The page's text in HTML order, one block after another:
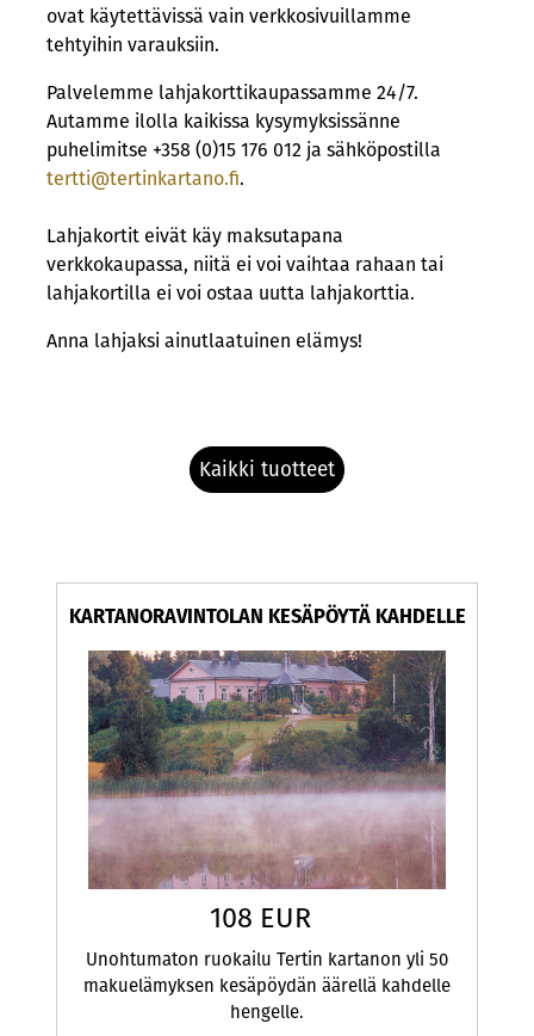
ovat käytettävissä vain verkkosivuillamme
tehtyihin varauksiin.
Palvelemme lahjakorttikaupassamme 24/7.
Autamme ilolla kaikissa kysymyksissänne
puhelimitse +358 (0)15 176 012 ja sähköpostilla
tertti@tertinkartano.fi.
Lahjakortit eivät käy maksutapana
verkkokaupassa, niitä ei voi vaihtaa rahaan tai
lahjakortilla ei voi ostaa uutta lahjakorttia.
Anna lahjaksi ainutlaatuinen elämys!
Kaikki tuotteet
KARTANORAVINTOLAN KESÄPÖYTÄ KAHDELLE
108 EUR
Unohtumaton ruokailu Tertin kartanon yli 50
makuelämyksen kesäpöydän äärellä kahdelle
hengelle.